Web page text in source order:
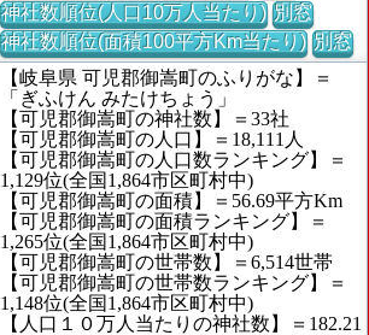
神社数順位(人口10万人当たり) 別窓
神社数順位(面積100平方Km当たり) 別窓
【岐阜県 可児郡御嵩町のふりがな】＝
「ぎふけん みたけちょう」
【可児郡御嵩町の神社数】＝33社
【可児郡御嵩町の人口】＝18,111人
【可児郡御嵩町の人口数ランキング】＝
1,129位(全国1,864市区町村中)
【可児郡御嵩町の面積】＝56.69平方Km
【可児郡御嵩町の面積ランキング】＝
1,265位(全国1,864市区町村中)
【可児郡御嵩町の世帯数】＝6,514世帯
【可児郡御嵩町の世帯数ランキング】＝
1,148位(全国1,864市区町村中)
【人口１０万人当たりの神社数】＝182.21